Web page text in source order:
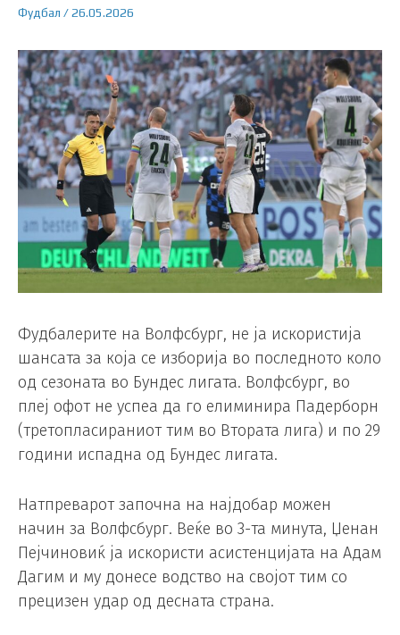
Фудбал /26.05.2026
Фудбалерите на Волфсбург, не ја искористија
шансата за која се изборија во последното коло
од сезоната во Бундес лигата. Волфсбург, во
плеј офот не успеа да го елиминира Падерборн
(третопласираниот тим во Втората лига) и по 29
години испадна од Бундес лигата.
Натпреварот започна на најдобар можен
начин за Волфсбург. Веќе во 3-та минута, Џенан
Пејчиновиќ ја искористи асистенцијата на Адам
Дагим и му донесе водство на својот тим со
прецизен удар од десната страна.